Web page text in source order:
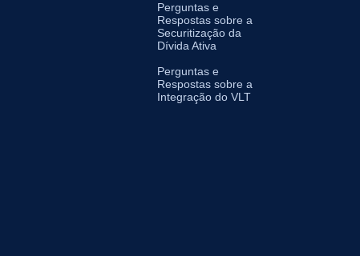
Perguntas e
Respostas sobre a
Securitização da
Dívida Ativa
Perguntas e
Respostas sobre a
Integração do VLT